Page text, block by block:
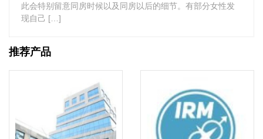
此会特别留意同房时候以及同房以后的细节。有部分女性发
现自己 […]
推荐产品